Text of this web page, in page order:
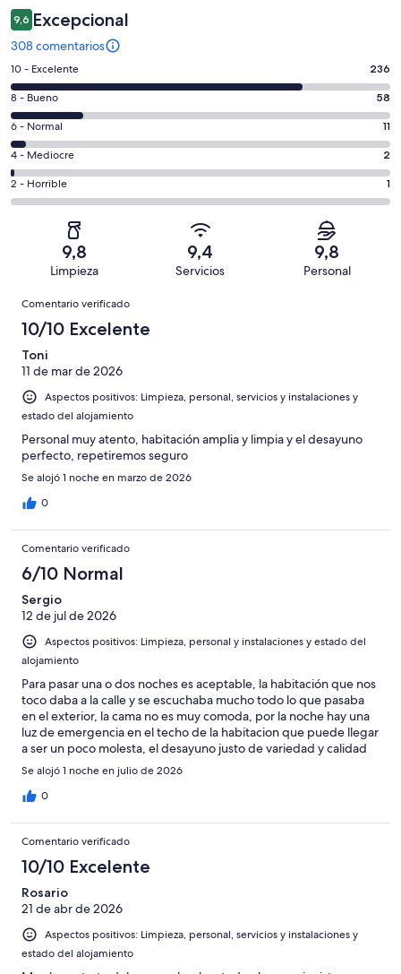
9,6 Excepcional
308 comentarios
236
comentarios
de
un
total
de
308
con
puntuación
10 - Excelente 236
58
comentarios
de
un
total
de
puntuación
8 - Bueno 58
11
comentarios
de
un
total
puntuación
Normal
6 - Normal 11
2
comentarios
de
una
puntuación
Mediocre
4 - Mediocre 2
1
comentarios
308
una
puntuación
de
2 - Horrible 1
9,8
Limpieza
9,4
Servicios
9,8
Personal
Comentarios
Comentario verificado
10/10 Excelente
Toni
11 de mar de 2026
Aspectos positivos: Limpieza, personal, servicios y instalaciones y
estado del alojamiento
Personal muy atento, habitación amplia y limpia y el desayuno
perfecto, repetiremos seguro
Se alojó 1 noche en marzo de 2026
0
Comentario verificado
6/10 Normal
Sergio
12 de jul de 2026
Aspectos positivos: Limpieza, personal y instalaciones y estado del
alojamiento
Para pasar una o dos noches es aceptable, la habitación que nos
toco daba a la calle y se escuchaba mucho todo lo que pasaba
en el exterior, la cama no es muy comoda, por la noche hay una
luz de emergencia en el techo de la habitacion que puede llegar
a ser un poco molesta, el desayuno justo de variedad y calidad
aceptable, resto de servicios muy bien. Lo que nos gusto mucho
fue una pasateleria que esta justo al lado del hotel donde se
puede desayunar,almorzar o merendar que se llama Royal "
Se alojó 1 noche en julio de 2026
0
Comentario verificado
10/10 Excelente
Rosario
21 de abr de 2026
Aspectos positivos: Limpieza, personal, servicios y instalaciones y
estado del alojamiento